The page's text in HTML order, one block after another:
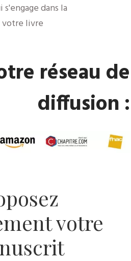
dans la
livre
réseau de
diffusion :
votre